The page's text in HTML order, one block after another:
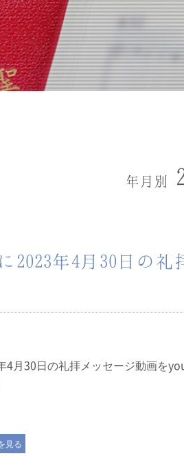
年月別
2023年4月30日の
4月30日の礼拝メッセージ動画を
見る